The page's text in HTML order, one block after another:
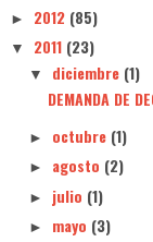
► 2012 (85)
▼ 2011 (23)
▼ diciembre (1)
DEMANDA DE
► octubre (1)
► agosto (2)
► julio (1)
► mayo (3)